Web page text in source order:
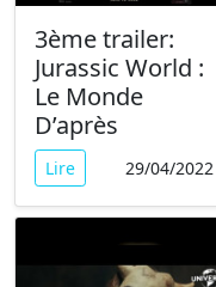
3ème trailer:
Jurassic World :
Le Monde
D’après
Lire 29/04/2022